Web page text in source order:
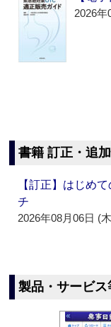
2026年
書籍 訂正・追
【訂正】はじめ
チ
2026年08月06日 (
製品・サービス